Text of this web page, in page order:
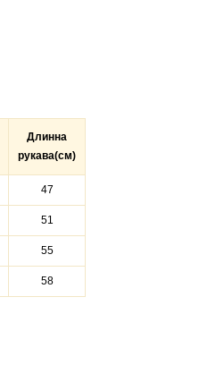
Длинна
рукава(см)
47
51
55
58